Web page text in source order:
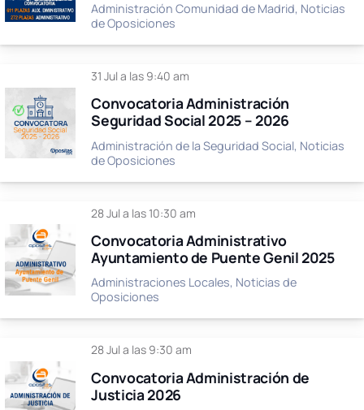
Administración Comunidad de Madrid, Noticias
de Oposiciones
31 Jul a las 9:40 am
Convocatoria Administración
Seguridad Social 2025 – 2026
Administración de la Seguridad Social, Noticias
de Oposiciones
28 Jul a las 10:30 am
Convocatoria Administrativo
Ayuntamiento de Puente Genil 2025
Administraciones Locales, Noticias de
Oposiciones
28 Jul a las 9:30 am
Convocatoria Administración de
Justicia 2026